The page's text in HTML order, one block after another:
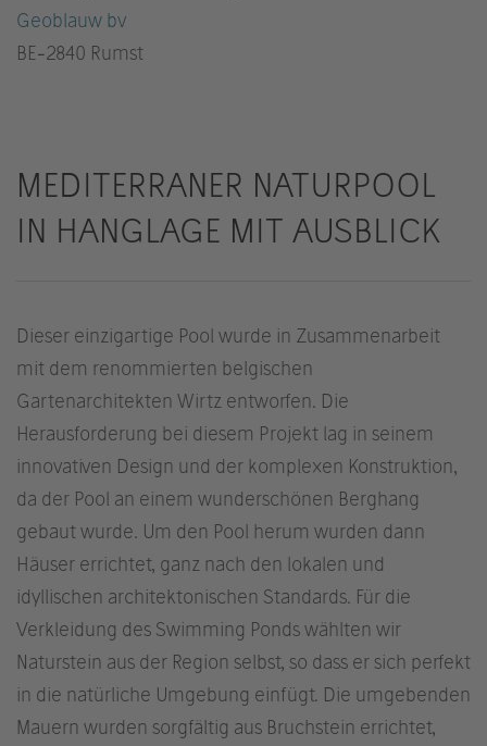
Geoblauw bv
BE-2840 Rumst
MEDITERRANER NATURPOOL
IN HANGLAGE MIT AUSBLICK
Dieser einzigartige Pool wurde in Zusammenarbeit
mit dem renommierten belgischen
Gartenarchitekten Wirtz entworfen. Die
Herausforderung bei diesem Projekt lag in seinem
innovativen Design und der komplexen Konstruktion,
da der Pool an einem wunderschönen Berghang
gebaut wurde. Um den Pool herum wurden dann
Häuser errichtet, ganz nach den lokalen und
idyllischen architektonischen Standards. Für die
Verkleidung des Swimming Ponds wählten wir
Naturstein aus der Region selbst, so dass er sich perfekt
in die natürliche Umgebung einfügt. Die umgebenden
Mauern wurden sorgfältig aus Bruchstein errichtet,